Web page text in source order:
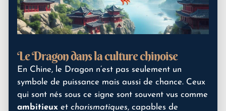
Le Dragon dans la culture chinoise
En Chine, le Dragon n’est pas seulement un
symbole de puissance mais aussi de chance. Ceux
qui sont nés sous ce signe sont souvent vus comme
ambitieux et charismatiques, capables de